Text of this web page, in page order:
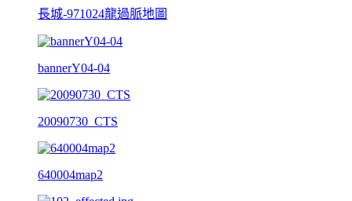
長城-971024龍過脈地圖
bannerY04-04
20090730_CTS
640004map2